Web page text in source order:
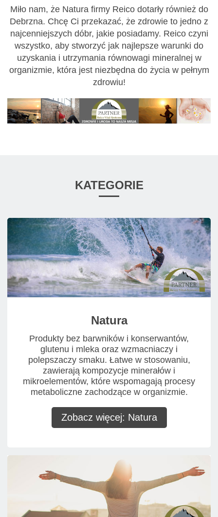
Miło nam, że Natura firmy Reico dotarły również do
Debrzna. Chcę Ci przekazać, że zdrowie to jedno z
najcenniejszych dóbr, jakie posiadamy. Reico czyni
wszystko, aby stworzyć jak najlepsze warunki do
uzyskania i utrzymania równowagi mineralnej w
organizmie, która jest niezbędna do życia w pełnym
zdrowiu!
KATEGORIE
Natura
Produkty bez barwników i konserwantów,
glutenu i mleka oraz wzmacniaczy i
polepszaczy smaku. Łatwe w stosowaniu,
zawierają kompozycje minerałów i
mikroelementów, które wspomagają procesy
metaboliczne zachodzące w organizmie.
Zobacz więcej: Natura